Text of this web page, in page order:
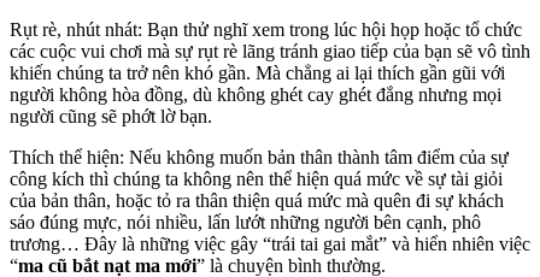
Rụt rè, nhút nhát: Bạn thử nghĩ xem trong lúc hội họp hoặc tổ chức
các cuộc vui chơi mà sự rụt rè lãng tránh giao tiếp của bạn sẽ vô tình
khiến chúng ta trở nên khó gần. Mà chẳng ai lại thích gần gũi với
người không hòa đồng, dù không ghét cay ghét đắng nhưng mọi
người cũng sẽ phớt lờ bạn.
Thích thể hiện: Nếu không muốn bản thân thành tâm điểm của sự
công kích thì chúng ta không nên thể hiện quá mức về sự tài giỏi
của bản thân, hoặc tỏ ra thân thiện quá mức mà quên đi sự khách
sáo đúng mực, nói nhiều, lấn lướt những người bên cạnh, phô
trương… Đây là những việc gây “trái tai gai mắt” và hiển nhiên việc
“ma cũ bắt nạt ma mới” là chuyện bình thường.